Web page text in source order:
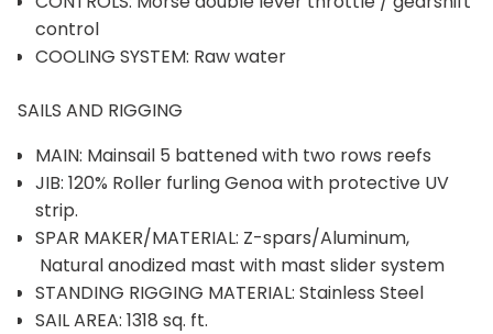
control
COOLING SYSTEM: Raw water
SAILS AND RIGGING
MAIN: Mainsail 5 battened with two rows reefs
JIB: 120% Roller furling Genoa with protective UV
strip.
SPAR MAKER/MATERIAL: Z-spars/Aluminum,
Natural anodized mast with mast slider system
STANDING RIGGING MATERIAL: Stainless Steel
SAIL AREA: 1318 sq. ft.